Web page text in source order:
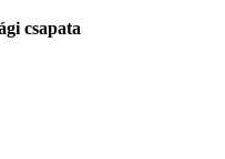
csapata